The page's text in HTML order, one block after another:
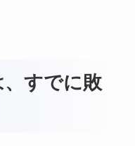
、すでに敗